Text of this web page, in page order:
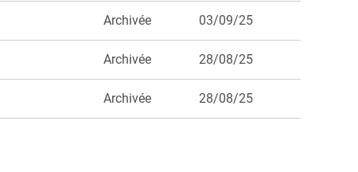
Archivée 03/09/25
Archivée 28/08/25
Archivée 28/08/25